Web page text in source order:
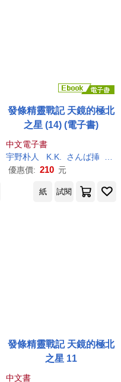
發條精靈戰記 天鏡的極北
之星 (14) (電子書)
中文電子書
宇野朴人 K.K. さんば挿
優惠價: 210 元
紙 試閱
發條精靈戰記 天鏡的極北
之星 11
中文書